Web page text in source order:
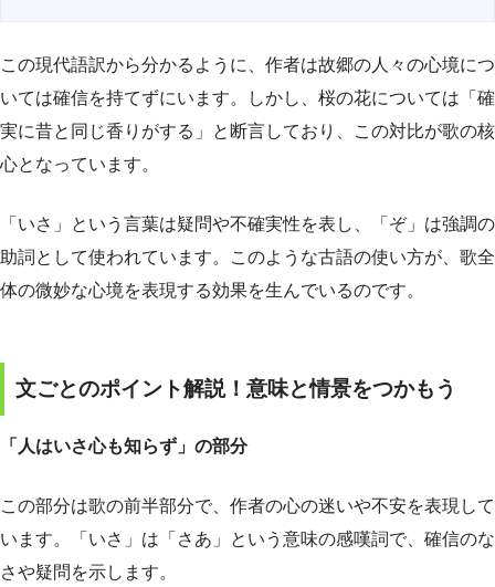
この現代語訳から分かるように、作者は故郷の人々の心境につ
いては確信を持てずにいます。しかし、桜の花については「確
実に昔と同じ香りがする」と断言しており、この対比が歌の核
心となっています。
「いさ」という言葉は疑問や不確実性を表し、「ぞ」は強調の
助詞として使われています。このような古語の使い方が、歌全
体の微妙な心境を表現する効果を生んでいるのです。
文ごとのポイント解説！意味と情景をつかもう
「人はいさ心も知らず」の部分
この部分は歌の前半部分で、作者の心の迷いや不安を表現して
います。「いさ」は「さあ」という意味の感嘆詞で、確信のな
さや疑問を示します。